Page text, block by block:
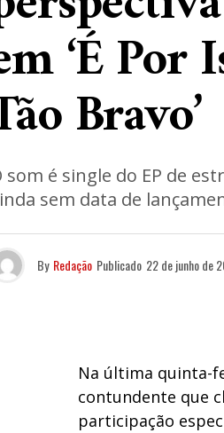
‘É Por
Bravo’
som é single do EP de
sem data de
By Redação Publicado 22 de junho de
Na última quinta-
contundente que
participação